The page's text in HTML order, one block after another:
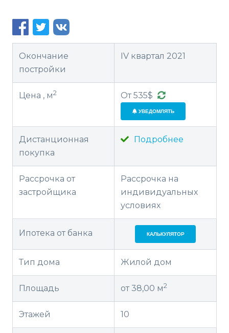
Окончание
постройки
IV квартал 2021
Цена , м2 От 535$
УВЕДОМЛЯТЬ
Дистанционная
покупка
Подробнее
Рассрочка от
застройщика
Рассрочка на
индивидуальных
условиях
Ипотека от банка КАЛЬКУЛЯТОР
Тип дома Жилой дом
Площадь от 38,00 м2
Этажей 10